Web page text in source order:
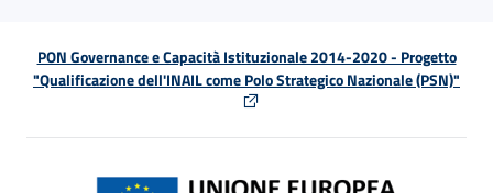
PON Governance e Capacità Istituzionale 2014-2020 - Progetto
"Qualificazione dell'INAIL come Polo Strategico Nazionale (PSN)"